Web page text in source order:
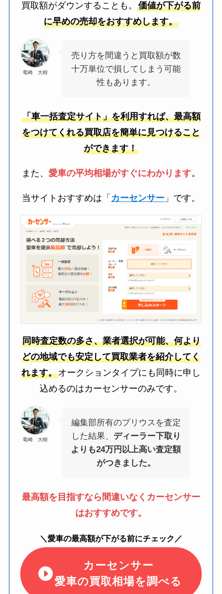
買取額がダウンすることも。 価値が下がる前
に早めの売却をおすすめします。
竜崎 大樹
売り方を間違うと買取額が数
十万単位で損してしまう可能
性もあります。
「車一括査定サイト」を利用すれば、最高額
をつけてくれる買取店を簡単に見つけること
ができます！
また、 愛車の平均相場がすぐにわかります。
当サイトおすすめは「 カーセンサー 」です。
同時査定数の多さ、業者選択が可能、何より
どの地域でも安定して買取業者を紹介してく
れます。オークションタイプにも同時に申し
込めるのはカーセンサーのみです。
竜崎 大樹
編集部所有のプリウスを査定
した結果、 ディーラー下取り
よりも24万円以上高い査定額
がつきました。
最高額を目指すなら間違いなくカーセンサー
はおすすめです。
＼愛車の最高額が下がる前にチェック／
カーセンサー
愛車の買取相場を調べる